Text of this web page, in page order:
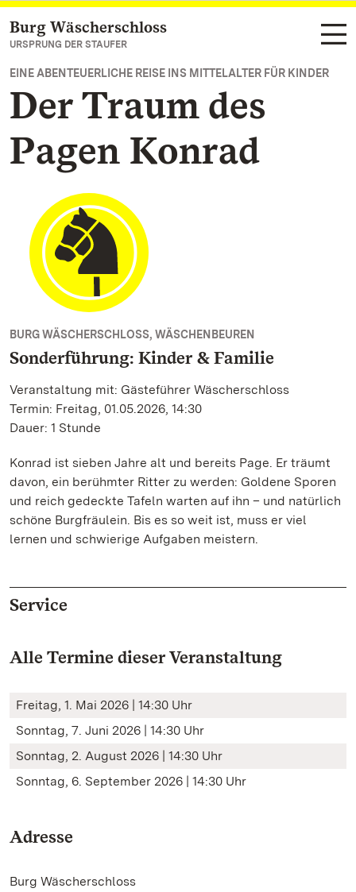
Zum Hauptinhalt springen
Burg Wäscherschloss
URSPRUNG DER STAUFER
EINE ABENTEUERLICHE REISE INS MITTELALTER FÜR KINDER
Der Traum des
Pagen Konrad
BURG WÄSCHERSCHLOSS, WÄSCHENBEUREN
Sonderführung: Kinder & Familie
Veranstaltung mit: Gästeführer Wäscherschloss
Termin: Freitag, 01.05.2026, 14:30
Dauer: 1 Stunde
Konrad ist sieben Jahre alt und bereits Page. Er träumt
davon, ein berühmter Ritter zu werden: Goldene Sporen
und reich gedeckte Tafeln warten auf ihn – und natürlich
schöne Burgfräulein. Bis es so weit ist, muss er viel
lernen und schwierige Aufgaben meistern.
Service
Alle Termine dieser Veranstaltung
Freitag, 1. Mai 2026 | 14:30 Uhr
Sonntag, 7. Juni 2026 | 14:30 Uhr
Sonntag, 2. August 2026 | 14:30 Uhr
Sonntag, 6. September 2026 | 14:30 Uhr
Adresse
Burg Wäscherschloss